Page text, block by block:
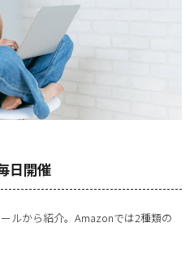
日開催
ルから紹介。Amazonでは2種類の